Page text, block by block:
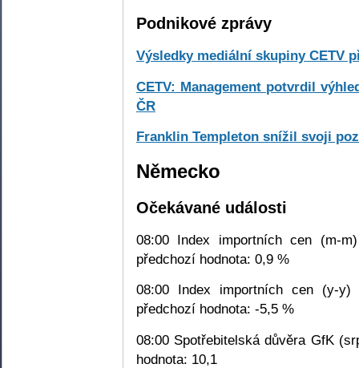
Podnikové zprávy
Výsledky mediální skupiny CETV
CETV: Management potvrdil
ČR
Franklin Templeton snížil svoji
Německo
Očekávané události
08:00 Index importních cen (m-
předchozí hodnota: 0,9 %
08:00 Index importních cen (y-
předchozí hodnota: -5,5 %
08:00 Spotřebitelská důvěra GfK
hodnota: 10,1